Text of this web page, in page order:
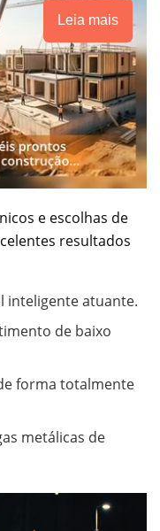
Leia mais
e escolhas de
resultados
inteligente atuante.
de baixo
forma totalmente
metálicas de